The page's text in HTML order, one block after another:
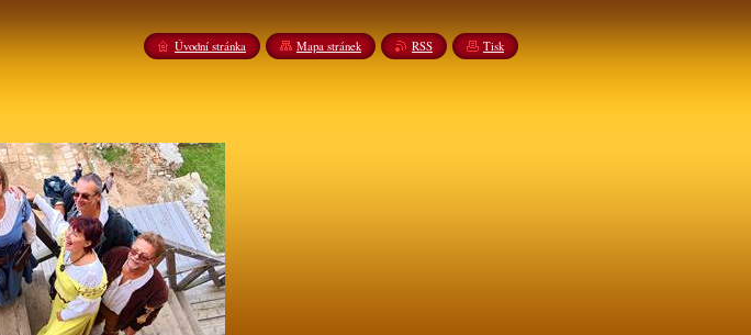
Úvodní stránka Mapa stránek RSS Tisk